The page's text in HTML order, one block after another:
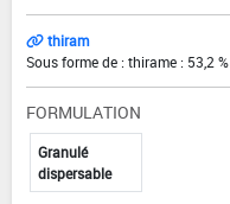
thiram
Sous forme de : thirame : 53,2 %
FORMULATION
Granulé
dispersable